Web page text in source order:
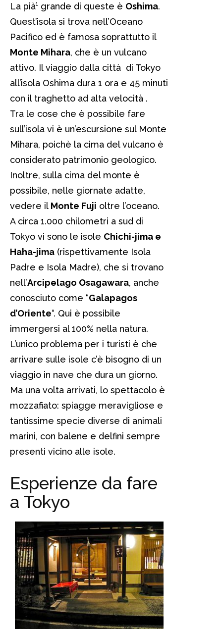
La pià¹ grande di queste è Oshima.
Quest’isola si trova nell’Oceano
Pacifico ed è famosa soprattutto il
Monte Mihara, che è un vulcano
attivo. Il viaggio dalla città di Tokyo
all’isola Oshima dura 1 ora e 45 minuti
con il traghetto ad alta velocità .
Tra le cose che è possibile fare
sull’isola vi è un’escursione sul Monte
Mihara, poichè la cima del vulcano è
considerato patrimonio geologico.
Inoltre, sulla cima del monte è
possibile, nelle giornate adatte,
vedere il Monte Fuji oltre l’oceano.
A circa 1.000 chilometri a sud di
Tokyo vi sono le isole Chichi-jima e
Haha-jima (rispettivamente Isola
Padre e Isola Madre), che si trovano
nell’Arcipelago Osagawara, anche
conosciuto come “Galapagos
d’Oriente“. Qui è possibile
immergersi al 100% nella natura.
L’unico problema per i turisti è che
arrivare sulle isole c’è bisogno di un
viaggio in nave che dura un giorno.
Ma una volta arrivati, lo spettacolo è
mozzafiato: spiagge meravigliose e
tantissime specie diverse di animali
marini, con balene e delfini sempre
presenti vicino alle isole.
Esperienze da fare
a Tokyo